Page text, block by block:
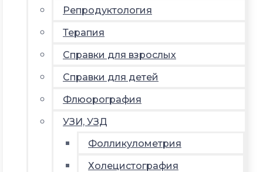
Репродуктология
Терапия
Справки для взрослых
Справки для детей
Флюорография
УЗИ, УЗД
Фолликулометрия
Холецистография